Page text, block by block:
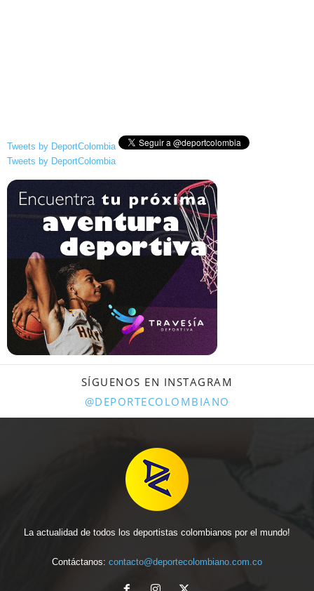
Tweets by DeportColombia
Tweets by DeportColombia
SÍGUENOS EN INSTAGRAM
@DEPORTECOLOMBIANO
La actualidad de todos los deportistas colombianos por el mundo!
Contáctanos: contacto@deportecolombiano.com.co